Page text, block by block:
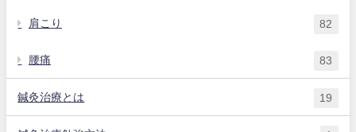
肩こり 82
腰痛 83
鍼灸治療とは 19